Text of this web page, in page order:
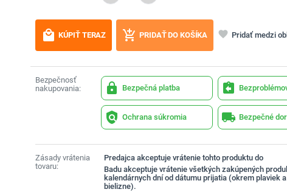
local_mall KÚPIŤ TERAZ add_shopping_cart PRIDAŤ DO KOŠÍKA favorite Pridať medzi
Bezpečnosť
nakupovania:
lock Bezpečná platba assignment_return
policy Ochrana súkromia local_shipping Bezpečné
Zásady vrátenia
tovaru:
Predajca akceptuje vrátenie tohto produktu do
Badu akceptuje vrátenie všetkých zakúpených
kalendárnych dní od dátumu prijatia (okrem plaviek
bielizne).